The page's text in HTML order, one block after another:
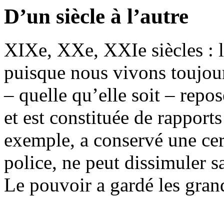
D’un siècle à l’autre
XIXe, XXe, XXIe siècles :
puisque nous vivons
– quelle qu’elle soit –
et est constituée de
exemple, a conservé une
police, ne peut dissimuler
Le pouvoir a gardé les